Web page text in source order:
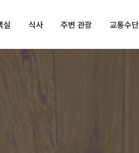
실 식사 주변 관광 교통수단